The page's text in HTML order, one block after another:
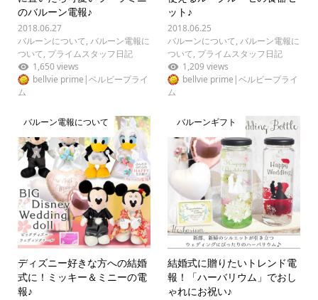
のバルーン電報♪
2018.06.27
バルーンについて, バルーン電報に
ついて, プライムスタッフ日記
1,650 views
bellvie prime|ベルビープライ
ム
ット♪
2018.06.25
バルーンについて,バルーン電報に
ついて, プライムスタッフ日記
1,209 views
bellvie prime|ベルビープライ
ム
バルーン電報について
ディズニー好きな方への結婚
式に！ミッキー＆ミニーの電
報♪
バルーンギフト
結婚式に贈りたいトレンド電
報！「ハーバリウム」でおし
ゃれにお祝い♪